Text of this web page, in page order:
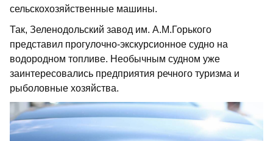
сельскохозяйственные машины.
Так, Зеленодольский завод им. А.М.Горького
представил прогулочно-экскурсионное судно на
водородном топливе. Необычным судном уже
заинтересовались предприятия речного туризма и
рыболовные хозяйства.